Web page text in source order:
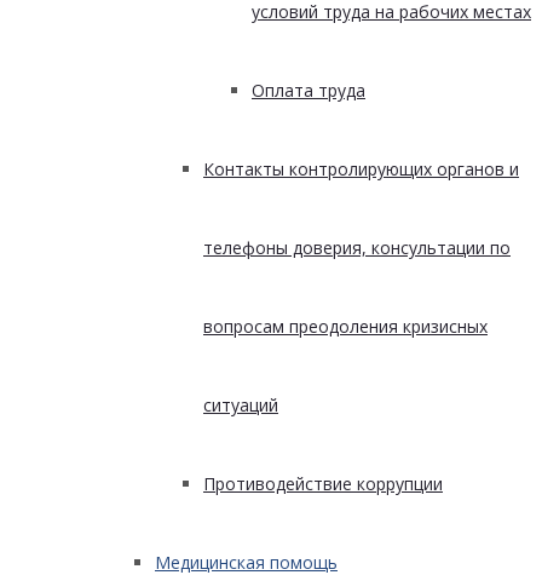
условий труда на рабочих местах
Оплата труда
Контакты контролирующих органов и
телефоны доверия, консультации по
вопросам преодоления кризисных
ситуаций
Противодействие коррупции
Медицинская помощь